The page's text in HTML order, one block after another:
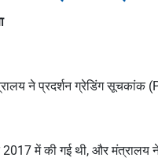
नेप्रदर्शन ग्रेडिंग सूचकांक
2017में की गई थी, और मंत्रालय